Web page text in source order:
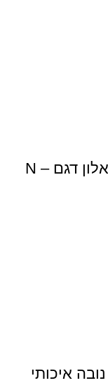
סט מזנון ושולחן אפוקסי בשילוב אלון דגם – N
איכותי